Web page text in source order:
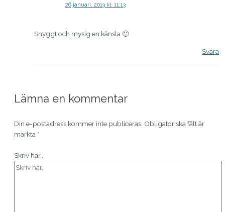
26 januari, 2013 kl. 11:13
Snyggt och mysig en känsla 🙂
Svara
Lämna en kommentar
Din e-postadress kommer inte publiceras. Obligatoriska fält är
märkta *
Skriv här..